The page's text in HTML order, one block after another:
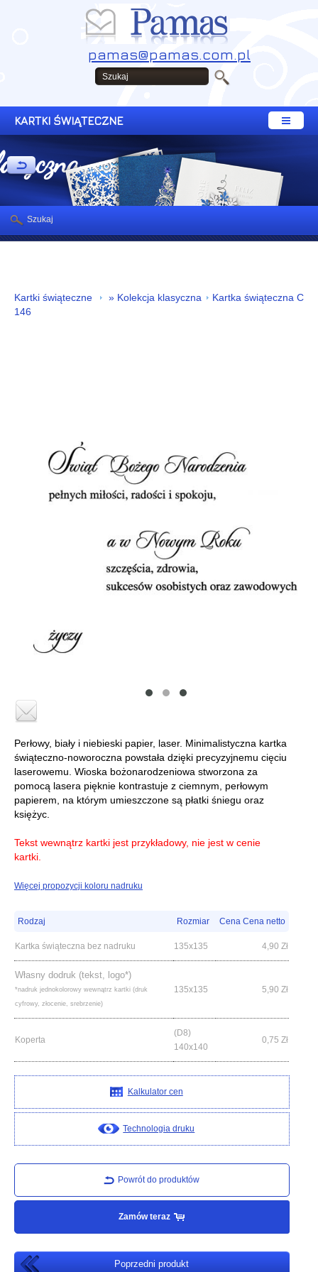
pamas@pamas.com.pl
KARTKI ŚWIĄTECZNE
Kartki świąteczne » Kolekcja klasyczna
Kartka świąteczna C
146
Perłowy, biały i niebieski papier, laser. Minimalistyczna kartka
świąteczno-noworoczna powstała dzięki precyzyjnemu cięciu
laserowemu. Wioska bożonarodzeniowa stworzona za
pomocą lasera pięknie kontrastuje z ciemnym, perłowym
papierem, na którym umieszczone są płatki śniegu oraz
księżyc.
Tekst wewnątrz kartki jest przykładowy, nie jest w cenie
kartki.
Więcej propozycji koloru nadruku
Rodzaj Rozmiar Cena Cena netto
Kartka świąteczna bez nadruku 135x135 4,90 Zł
Własny dodruk (tekst, logo*)
*nadruk jednokolorowy wewnątrz kartki (druk
cyfrowy, złocenie, srebrzenie)
135x135 5,90 Zł
Koperta
(D8)
140x140
0,75 Zł
Kalkulator cen
Technologia druku
Powrót do produktów
Zamów teraz
Poprzedni produkt
Szukaj